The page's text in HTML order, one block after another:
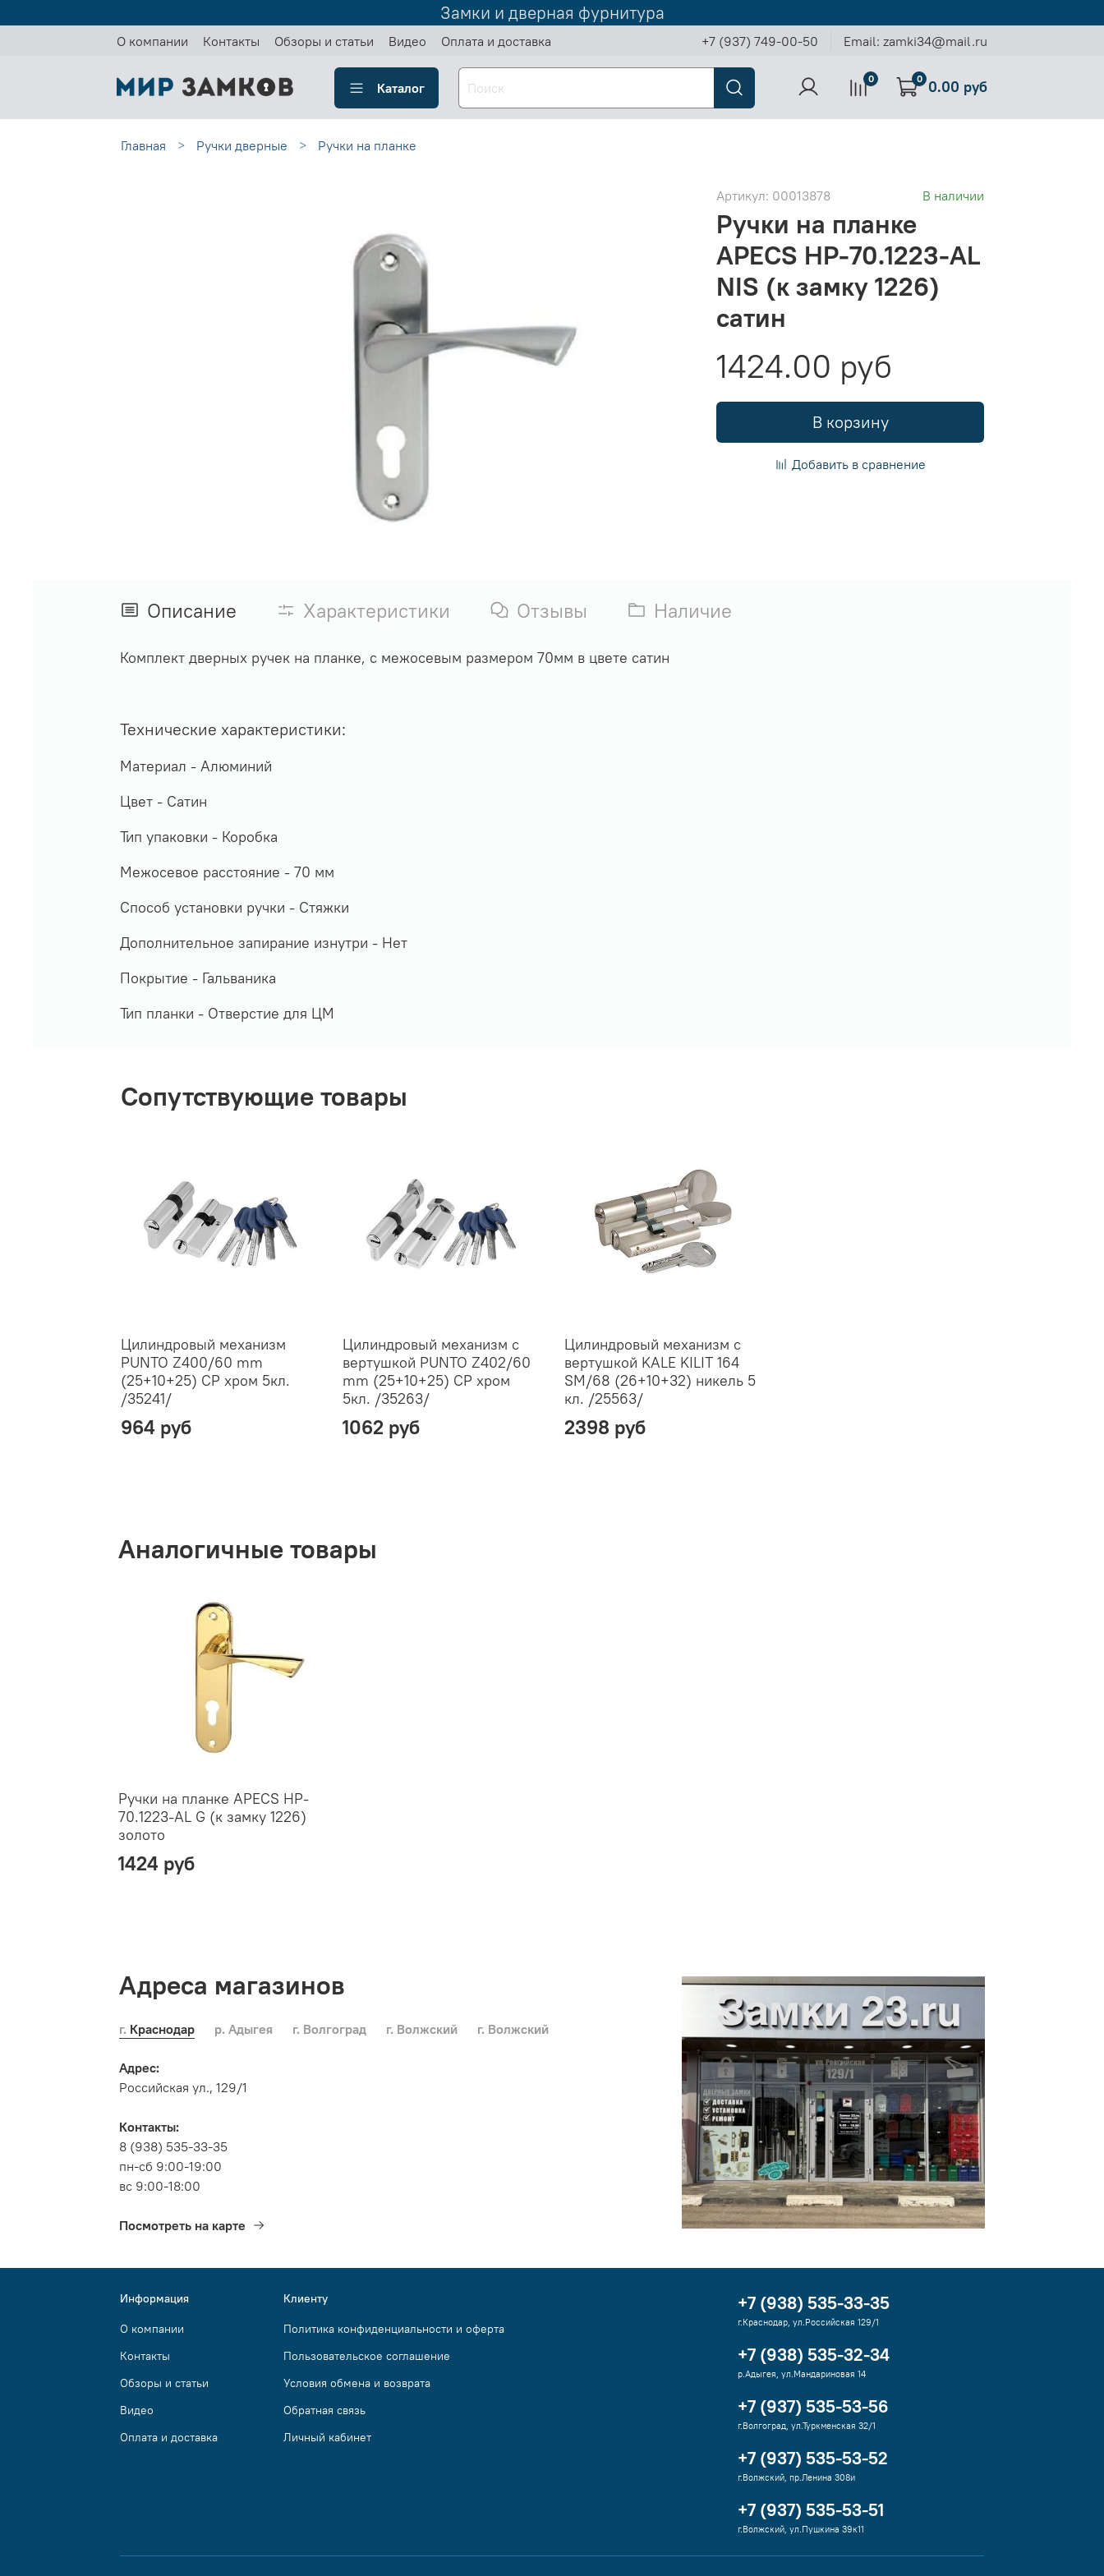
Замки и дверная фурнитура
О компании Контакты Обзоры и статьи Видео Оплата и доставка +7 (937) 749-00-50 Email: zamki34@mail.ru
Каталог
0 0 0.00 руб
Главная Ручки дверные Ручки на планке
Артикул: 00013878 В наличии
Ручки на планке
APECS HP-70.1223-AL
NIS (к замку 1226)
сатин
1424.00 руб
В корзину
Добавить в сравнение
Описание Характеристики Отзывы Наличие
Комплект дверных ручек на планке, с межосевым размером 70мм в цвете сатин
Технические характеристики:
Материал - Алюминий
Цвет - Сатин
Тип упаковки - Коробка
Межосевое расстояние - 70 мм
Способ установки ручки - Стяжки
Дополнительное запирание изнутри - Нет
Покрытие - Гальваника
Тип планки - Отверстие для ЦМ
Сопутствующие товары
Цилиндровый механизм
PUNTO Z400/60 mm
(25+10+25) CP хром 5кл.
/35241/
964 руб
Цилиндровый механизм с
вертушкой PUNTO Z402/60
mm (25+10+25) CP хром
5кл. /35263/
1062 руб
Цилиндровый механизм с
вертушкой KALE KILIT 164
SM/68 (26+10+32) никель 5
кл. /25563/
2398 руб
Аналогичные товары
Ручки на планке APECS HP-
70.1223-AL G (к замку 1226)
золото
1424 руб
Адреса магазинов
г. Краснодар р. Адыгея г. Волгоград г. Волжский г. Волжский
Адрес:
Российская ул., 129/1
Контакты:
8 (938) 535-33-35
пн-сб 9:00-19:00
вс 9:00-18:00
Посмотреть на карте
Информация
О компании
Контакты
Обзоры и статьи
Видео
Оплата и доставка
Клиенту
Политика конфиденциальности и оферта
Пользовательское соглашение
Условия обмена и возврата
Обратная связь
Личный кабинет
+7 (938) 535-33-35
г.Краснодар, ул.Российская 129/1
+7 (938) 535-32-34
р.Адыгея, ул.Мандариновая 14
+7 (937) 535-53-56
г.Волгоград, ул.Туркменская 32/1
+7 (937) 535-53-52
г.Волжский, пр.Ленина 308и
+7 (937) 535-53-51
г.Волжский, ул.Пушкина 39к11